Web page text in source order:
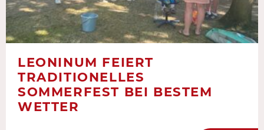
LEONINUM FEIERT
TRADITIONELLES
SOMMERFEST BEI BESTEM
WETTER